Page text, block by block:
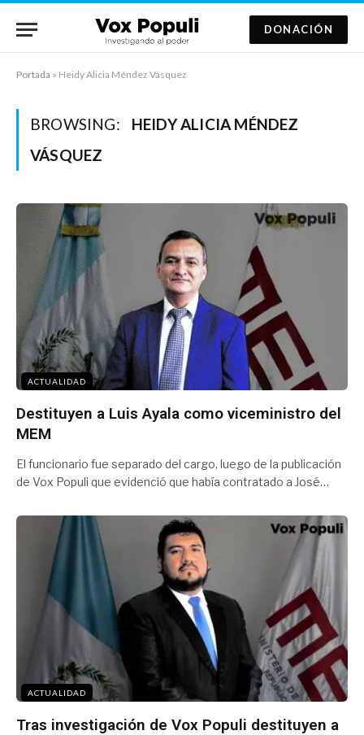
DONACIÓN
Portada » Heidy Alicia Méndez Vásquez
BROWSING:
HEIDY ALICIA MÉNDEZ
VÁSQUEZ
ACTUALIDAD
Destituyen a Luis Ayala como viceministro del
MEM
El funcionario fue separado del cargo, luego de la publicación
de Vox Populi que evidenció que había contratado a José…
ACTUALIDAD
Tras investigación de Vox Populi destituyen a